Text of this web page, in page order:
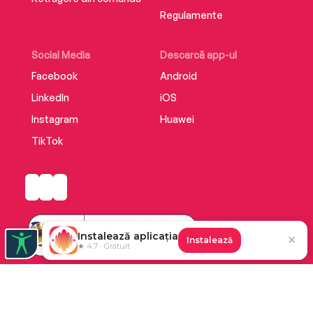
Social Media
Facebook
LinkedIn
Instagram
TikTok
Descarcă app-ul
Android
iOS
Huawei
Regulamente
Instalează aplicația
★ 4.7 · Gratuit
Instalează ✕